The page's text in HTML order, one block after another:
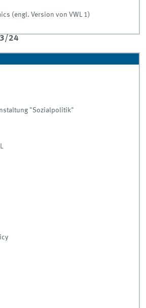
(engl. Version von VWL 1)
24
"Sozialpolitik"